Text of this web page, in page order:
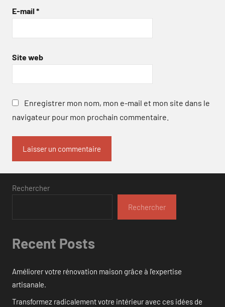
E-mail *
Site web
Enregistrer mon nom, mon e-mail et mon site dans le
navigateur pour mon prochain commentaire.
Rechercher
Rechercher
Recent Posts
Améliorer votre rénovation maison grâce à l’expertise
artisanale.
Transformez radicalement votre intérieur avec ces idées de